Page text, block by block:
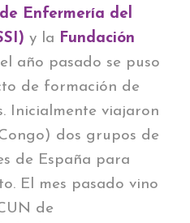
Enfermería del
y la Fundación
el año pasado se puso
de formación de
Inicialmente viajaron
dos grupos de
de España para
El mes pasado vino
de